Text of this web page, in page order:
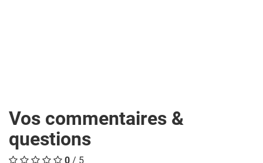
Vos commentaires &
questions
0 / 5